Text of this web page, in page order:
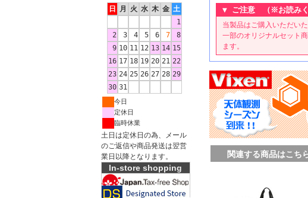
日
月 火 水 木 金 土
1
2
3 4 5 6 7
8
9 10 11 12 13 14 15
16 17 18 19 20 21 22
23 24 25 26 27 28 29
30 31
今日
定休日
臨時休業
土日は定休日の為、メール
のご返信や商品発送は翌営
業日以降となります。
In-store shopping
▼ ご注意 （※お読みく
当製品はご購入いただい
一部のオリジナルセット
ます。
関連する商品はこち